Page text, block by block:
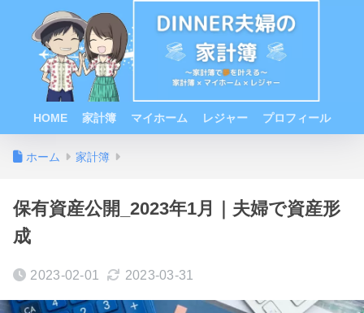
HOME 家計簿 マイホーム レジャー プロフィール
ホーム 家計簿
保有資産公開_2023年1月｜夫婦で資産形
成
2023-02-01 2023-03-31